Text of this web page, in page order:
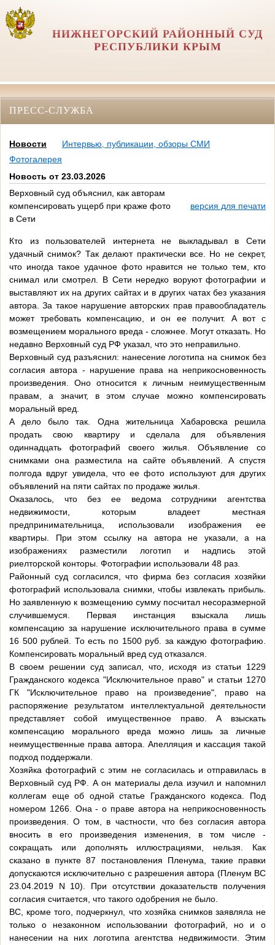
НИЖНЕГОРСКИЙ РАЙОННЫЙ СУД
РЕСПУБЛИКИ КРЫМ
ПРЕСС-СЛУЖБА
Новости
Интервью, публикации, обзоры СМИ
Фотогалерея
Новость от 23.03.2026
Верховный суд объяснил, как авторам
компенсировать ущерб при краже фото
в Сети
версия для печати
Кто из пользователей интернета не выкладывал в Сети
удачный снимок? Так делают практически все. Но не секрет,
что иногда такое удачное фото нравится не только тем, кто
снимал или смотрел. В Сети нередко воруют фотографии и
выставляют их на других сайтах и в других чатах без указания
автора. За такое нарушение авторских прав правообладатель
может требовать компенсацию, и он ее получит. А вот с
возмещением морального вреда - сложнее. Могут отказать. Но
недавно Верховный суд РФ указал, что это неправильно.
Верховный суд разъяснил: нанесение логотипа на снимок без
согласия автора - нарушение права на неприкосновенность
произведения. Оно относится к личным неимущественным
правам, а значит, в этом случае можно компенсировать
моральный вред.
А дело было так. Одна жительница Хабаровска решила
продать свою квартиру и сделала для объявления
одиннадцать фотографий своего жилья. Объявление со
снимками она разместила на сайте объявлений. А спустя
полгода вдруг увидела, что ее фото используют для других
объявлений на пяти сайтах по продаже жилья.
Оказалось, что без ее ведома сотрудники агентства
недвижимости, которым владеет местная
предпринимательница, использовали изображения ее
квартиры. При этом ссылку на автора не указали, а на
изображениях разместили логотип и надпись этой
риелторской конторы. Фотографии использовали 48 раз.
Районный суд согласился, что фирма без согласия хозяйки
фотографий использовала снимки, чтобы извлекать прибыль.
Но заявленную к возмещению сумму посчитал несоразмерной
случившемуся. Первая инстанция взыскала лишь
компенсацию за нарушение исключительного права в сумме
16 500 рублей. То есть по 1500 руб. за каждую фотографию.
Компенсировать моральный вред суд отказался.
В своем решении суд записал, что, исходя из статьи 1229
Гражданского кодекса "Исключительное право" и статьи 1270
ГК "Исключительное право на произведение", право на
распоряжение результатом интеллектуальной деятельности
представляет собой имущественное право. А взыскать
компенсацию морального вреда можно лишь за личные
неимущественные права автора. Апелляция и кассация такой
подход поддержали.
Хозяйка фотографий с этим не согласилась и отправилась в
Верховный суд РФ. А он материалы дела изучил и напомнил
коллегам еще об одной статье Гражданского кодекса. Под
номером 1266. Она - о праве автора на неприкосновенность
произведения. О том, в частности, что без согласия автора
вносить в его произведения изменения, в том числе -
сокращать или дополнять иллюстрациями, нельзя. Как
сказано в пункте 87 постановления Пленума, такие правки
допускаются исключительно с разрешения автора (Пленум ВС
23.04.2019 N 10). При отсутствии доказательств получения
согласия считается, что такого одобрения не было.
ВС, кроме того, подчеркнул, что хозяйка снимков заявляла не
только о незаконном использовании фотографий, но и о
нанесении на них логотипа агентства недвижимости. Этим